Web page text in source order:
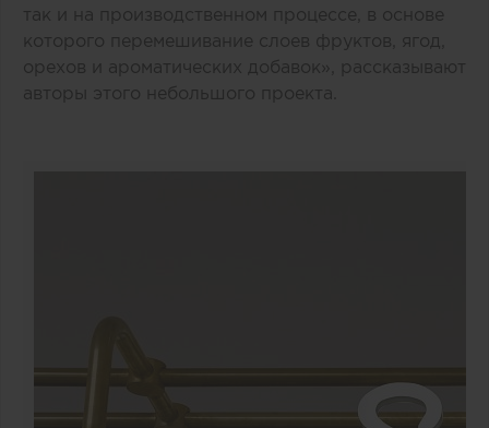
так и на производственном процессе, в основе
которого перемешивание слоев фруктов, ягод,
орехов и ароматических добавок», рассказывают
авторы этого небольшого проекта.